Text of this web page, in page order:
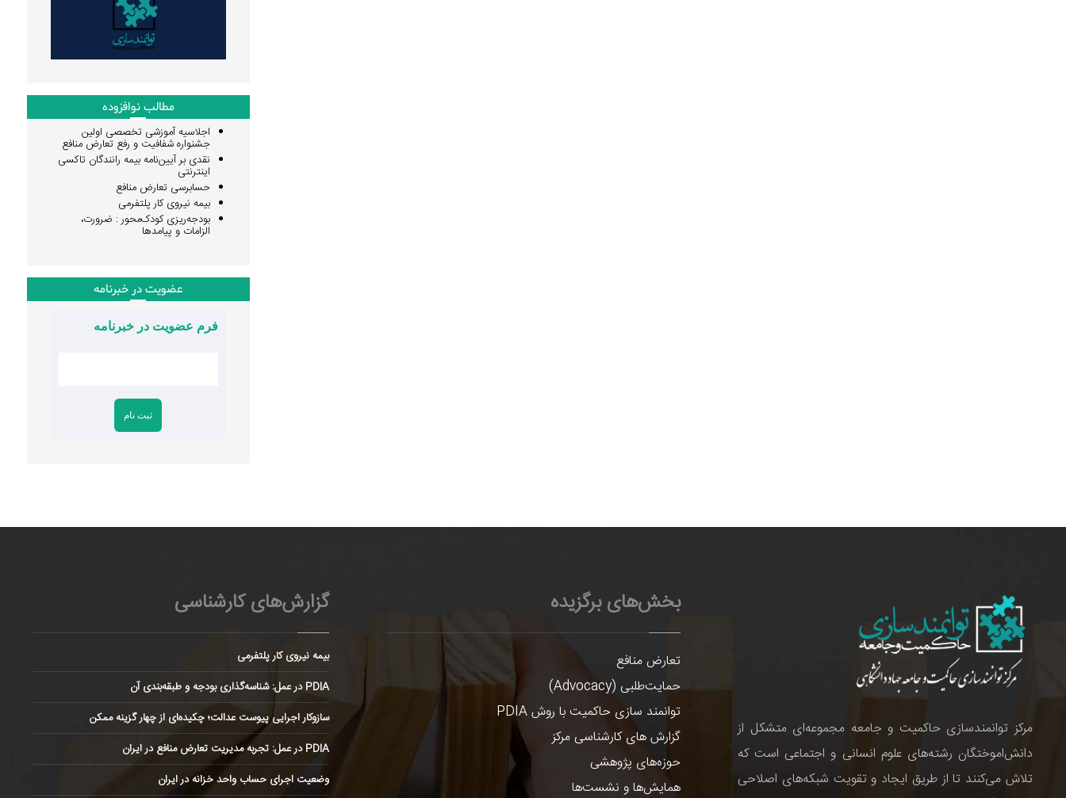
مطالب نوافزوده
اجلاسیه آموزشی تخصصی اولین
جشنواره شفافیت و رفع تعارض منافع
نقدی بر آیین‌نامه بیمه رانندگان تاکسی
اینترنتی
حسابرسی تعارض منافع
بیمه نیروی کار پلتفرمی
بودجه‌ریزی کودک‌محور : ضرورت،
الزامات و پیامدها
عضویت در خبرنامه
فرم عضویت در خبرنامه
مرکز توانمندسازی حاکمیت و جامعه مجموعه‌ای متشکل از
دانش‌اموختگان رشته‌های علوم انسانی و اجتماعی است که
تلاش می‌کنند تا از طریق ایجاد و تقویت شبکه‌های اصلاحی
بخش‌های برگزیده
تعارض منافع
حمایت‌طلبی (Advocacy)
توانمند سازی حاکمیت با روش PDIA
گزارش های کارشناسی مرکز
حوزه‌های پژوهشی
همایش‌ها و نشست‌ها
گزارش‌های کارشناسی
بیمه نیروی کار پلتفرمی
PDIA در عمل: شناسه‌گذاری بودجه و طبقه‌بندی آن
سازوکار اجرایی پیوست عدالت؛ چکیده‌ای از چهار گزینه ممکن
PDIA در عمل: تجربه مدیریت تعارض منافع در ایران
وضعیت اجرای حساب واحد خزانه در ایران